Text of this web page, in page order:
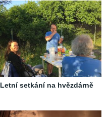
Letní setkání na hvězdárně